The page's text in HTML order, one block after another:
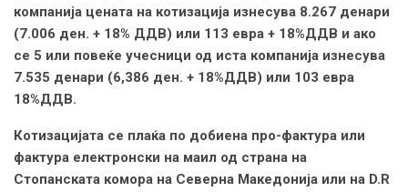
компанија цената на котизација изнесува 8.267 денари
(7.006 ден. + 18% ДДВ) или 113 евра + 18%ДДВ и ако
се 5 или повеќе учесници од иста компанија изнесува
7.535 денари (6,386 ден. + 18%ДДВ) или 103 евра
18%ДДВ.
Котизацијата се плаќа по добиена про-фактура или
фактура електронски на маил од страна на
Стопанската комора на Северна Македонија или на D.R